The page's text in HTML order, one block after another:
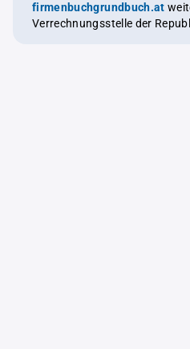
firmenbuchgrundbuch.at weitergeleitet, eine offizielle
Verrechnungsstelle der